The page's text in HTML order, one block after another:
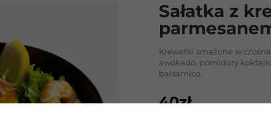
KG
Sałatka z
Krewetki smażone w
awokado, pomidory
balsamico.
40zł